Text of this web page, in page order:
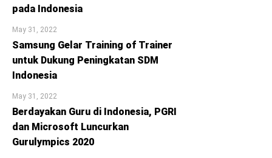
pada Indonesia
May 31, 2022
Samsung Gelar Training of Trainer
untuk Dukung Peningkatan SDM
Indonesia
May 31, 2022
Berdayakan Guru di Indonesia, PGRI
dan Microsoft Luncurkan
Gurulympics 2020